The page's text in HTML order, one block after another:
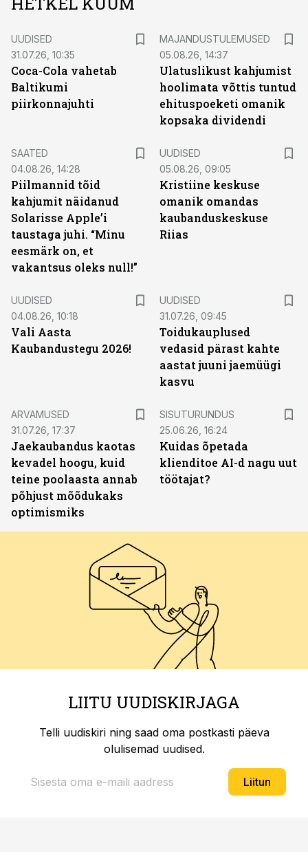
UUDISED
31.07.26, 10:35
Coca-Cola vahetab
Baltikumi
piirkonnajuhti
MAJANDUSTULEMUSED
05.08.26, 14:37
Ulatuslikust kahjumist
hoolimata võttis tuntud
ehituspoeketi omanik
kopsaka dividendi
SAATED
04.08.26, 14:28
Piilmannid tõid
kahjumit näidanud
Solarisse Apple’i
taustaga juhi. “Minu
eesmärk on, et
vakantsus oleks null!”
UUDISED
05.08.26, 09:05
Kristiine keskuse
omanik omandas
kaubanduskeskuse
Riias
UUDISED
04.08.26, 10:18
Vali Aasta
Kaubandustegu 2026!
UUDISED
31.07.26, 09:45
Toidukauplused
vedasid pärast kahte
aastat juuni jaemüügi
kasvu
ARVAMUSED
31.07.26, 17:37
Jaekaubandus kaotas
kevadel hoogu, kuid
teine poolaasta annab
põhjust mõõdukaks
optimismiks
SISUTURUNDUS
25.06.26, 16:24
Kuidas õpetada
klienditoe AI-d nagu uut
töötajat?
LIITU UUDISKIRJAGA
Telli uudiskiri ning saad oma postkasti päeva
olulisemad uudised.
Liitun